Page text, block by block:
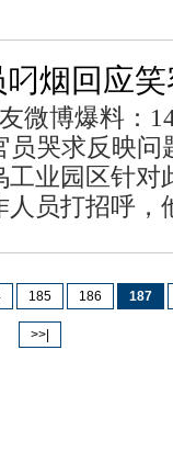
烟回应
微博爆料：
哭求反映问
业园区针对
员打招呼，
185 186 187
>>|